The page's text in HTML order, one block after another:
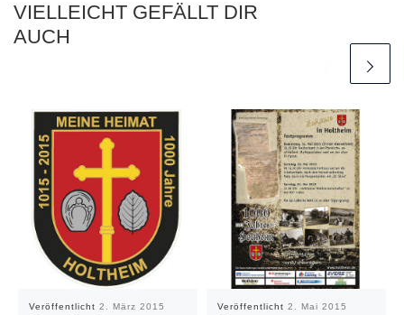
VIELLEICHT GEFÄLLT DIR
AUCH
Veröffentlicht 2. März 2015 Veröffentlicht 2. Mai 2015